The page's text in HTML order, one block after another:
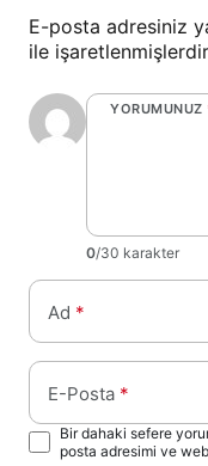
E-posta adresiniz
ile işaretlenmişlerdir
YORUMUNUZ
0/30 karakter
Ad *
E-Posta *
Bir dahaki sefere
posta adresimi ve